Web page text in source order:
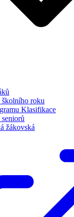
školního roku
Klasifikace
žákovská